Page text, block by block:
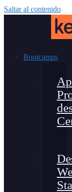
Saltar al contenido
Bootcamps